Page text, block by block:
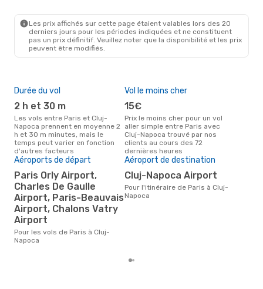
Les prix affichés sur cette page étaient valables lors des 20
derniers jours pour les périodes indiquées et ne constituent
pas un prix définitif. Veuillez noter que la disponibilité et les prix
peuvent être modifiés.
Durée du vol
2 h et 30 m
Les vols entre Paris et Cluj-
Napoca prennent en moyenne 2
h et 30 m minutes, mais le
temps peut varier en fonction
d'autres facteurs
Vol le moins cher
15€
Prix le moins cher pour un vol
aller simple entre Paris avec
Cluj-Napoca trouvé par nos
clients au cours des 72
dernières heures
Aéroports de départ
Paris Orly Airport,
Charles De Gaulle
Airport, Paris-Beauvais
Airport, Chalons Vatry
Airport
Pour les vols de Paris à Cluj-
Napoca
Aéroport de destination
Cluj-Napoca Airport
Pour l'itinéraire de Paris à Cluj-
Napoca